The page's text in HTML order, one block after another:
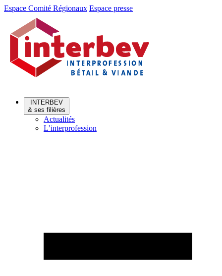
Aller
Aller
contenu
Espace Comité Régionaux Espace presse
INTERBEV
& ses filières
Actualités
L’interprofession